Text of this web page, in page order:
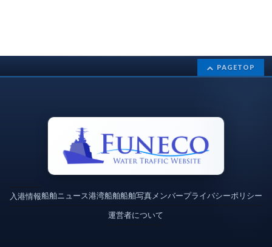
PAGETOP
入港情報船舶ニュース港湾船舶船舶写真メンバープライバシーポリシー
運営者について